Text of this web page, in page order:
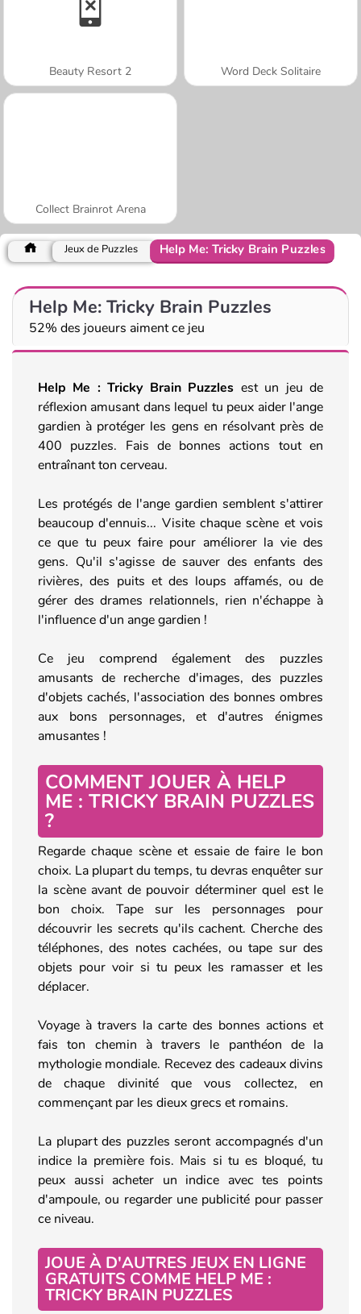
Beauty Resort 2 Word Deck Solitaire
Collect Brainrot Arena
Jeux de Puzzles Help Me: Tricky Brain Puzzles
Help Me: Tricky Brain Puzzles
52% des joueurs aiment ce jeu
Help Me : Tricky Brain Puzzles est un jeu de
réflexion amusant dans lequel tu peux aider l'ange
gardien à protéger les gens en résolvant près de
400 puzzles. Fais de bonnes actions tout en
entraînant ton cerveau.
Les protégés de l'ange gardien semblent s'attirer
beaucoup d'ennuis... Visite chaque scène et vois
ce que tu peux faire pour améliorer la vie des
gens. Qu'il s'agisse de sauver des enfants des
rivières, des puits et des loups affamés, ou de
gérer des drames relationnels, rien n'échappe à
l'influence d'un ange gardien !
Ce jeu comprend également des puzzles
amusants de recherche d'images, des puzzles
d'objets cachés, l'association des bonnes ombres
aux bons personnages, et d'autres énigmes
amusantes !
COMMENT JOUER À HELP
ME : TRICKY BRAIN PUZZLES
?
Regarde chaque scène et essaie de faire le bon
choix. La plupart du temps, tu devras enquêter sur
la scène avant de pouvoir déterminer quel est le
bon choix. Tape sur les personnages pour
découvrir les secrets qu'ils cachent. Cherche des
téléphones, des notes cachées, ou tape sur des
objets pour voir si tu peux les ramasser et les
déplacer.
Voyage à travers la carte des bonnes actions et
fais ton chemin à travers le panthéon de la
mythologie mondiale. Recevez des cadeaux divins
de chaque divinité que vous collectez, en
commençant par les dieux grecs et romains.
La plupart des puzzles seront accompagnés d'un
indice la première fois. Mais si tu es bloqué, tu
peux aussi acheter un indice avec tes points
d'ampoule, ou regarder une publicité pour passer
ce niveau.
JOUE À D'AUTRES JEUX EN LIGNE
GRATUITS COMME HELP ME :
TRICKY BRAIN PUZZLES